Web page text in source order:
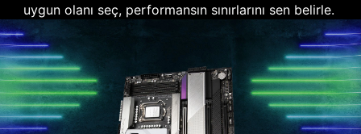
uygun olanı seç, performansın sınırlarını sen belirle.